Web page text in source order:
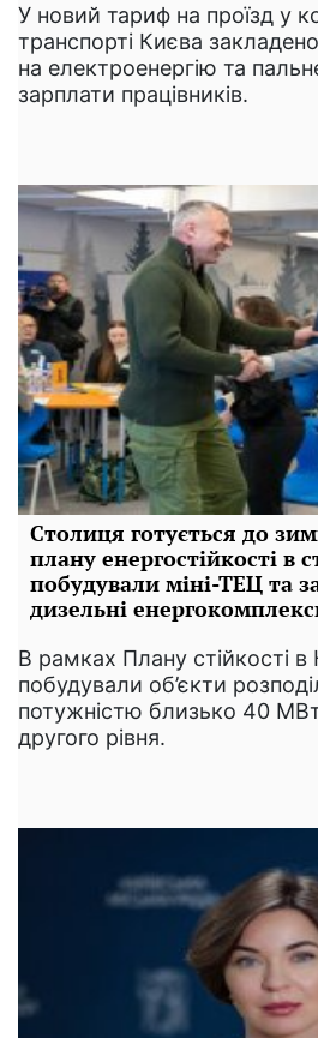
У новий тариф на проїзд у
транспорті Києва
на електроенергію та
зарплати працівників.
Столиця готується до
плану енергостійкості в
побудували міні-ТЕЦ та
дизельні
В рамках Плану стійкості в
побудували об’єкти
потужністю близько 40
другого рівня.